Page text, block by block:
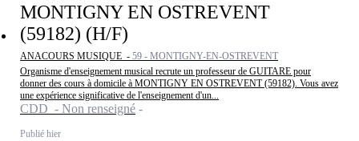
MONTIGNY EN OSTREVENT
(59182) (H/F)
ANACOURS MUSIQUE - 59 - MONTIGNY-EN-OSTREVENT
Organisme d'enseignement musical recrute un professeur de GUITARE pour
donner des cours à domicile à MONTIGNY EN OSTREVENT (59182). Vous avez
une expérience significative de l'enseignement d'un...
CDD - Non renseigné
Publié hier